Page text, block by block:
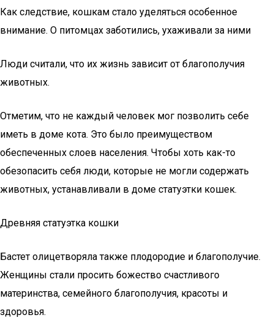
Как следствие, кошкам стало уделяться особенное
внимание. О питомцах заботились, ухаживали за ними
Люди считали, что их жизнь зависит от благополучия
животных.
Отметим, что не каждый человек мог позволить себе
иметь в доме кота. Это было преимуществом
обеспеченных слоев населения. Чтобы хоть как-то
обезопасить себя люди, которые не могли содержать
животных, устанавливали в доме статуэтки кошек.
Древняя статуэтка кошки
Бастет олицетворяла также плодородие и благополучие.
Женщины стали просить божество счастливого
материнства, семейного благополучия, красоты и
здоровья.